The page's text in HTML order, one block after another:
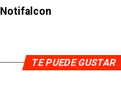
Notifalcon
TE PUEDE GUSTAR